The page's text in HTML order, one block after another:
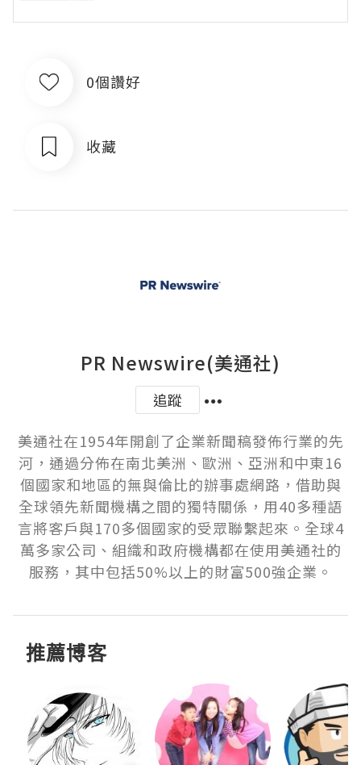
0個讚好
收藏
PR Newswire(美通社)
追蹤
美通社在1954年開創了企業新聞稿發佈行業的先
河，通過分佈在南北美洲、歐洲、亞洲和中東16
個國家和地區的無與倫比的辦事處網路，借助與
全球領先新聞機構之間的獨特關係，用40多種語
言將客戶與170多個國家的受眾聯繫起來。全球4
萬多家公司、組織和政府機構都在使用美通社的
服務，其中包括50%以上的財富500強企業。
推薦博客